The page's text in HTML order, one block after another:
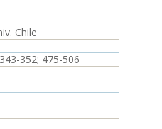
Chile
352; 475-506